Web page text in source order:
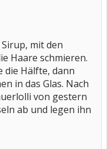
mit den
Haare schmieren.
die Hälfte, dann
in das Glas. Nach
von gestern
ab und legen ihn